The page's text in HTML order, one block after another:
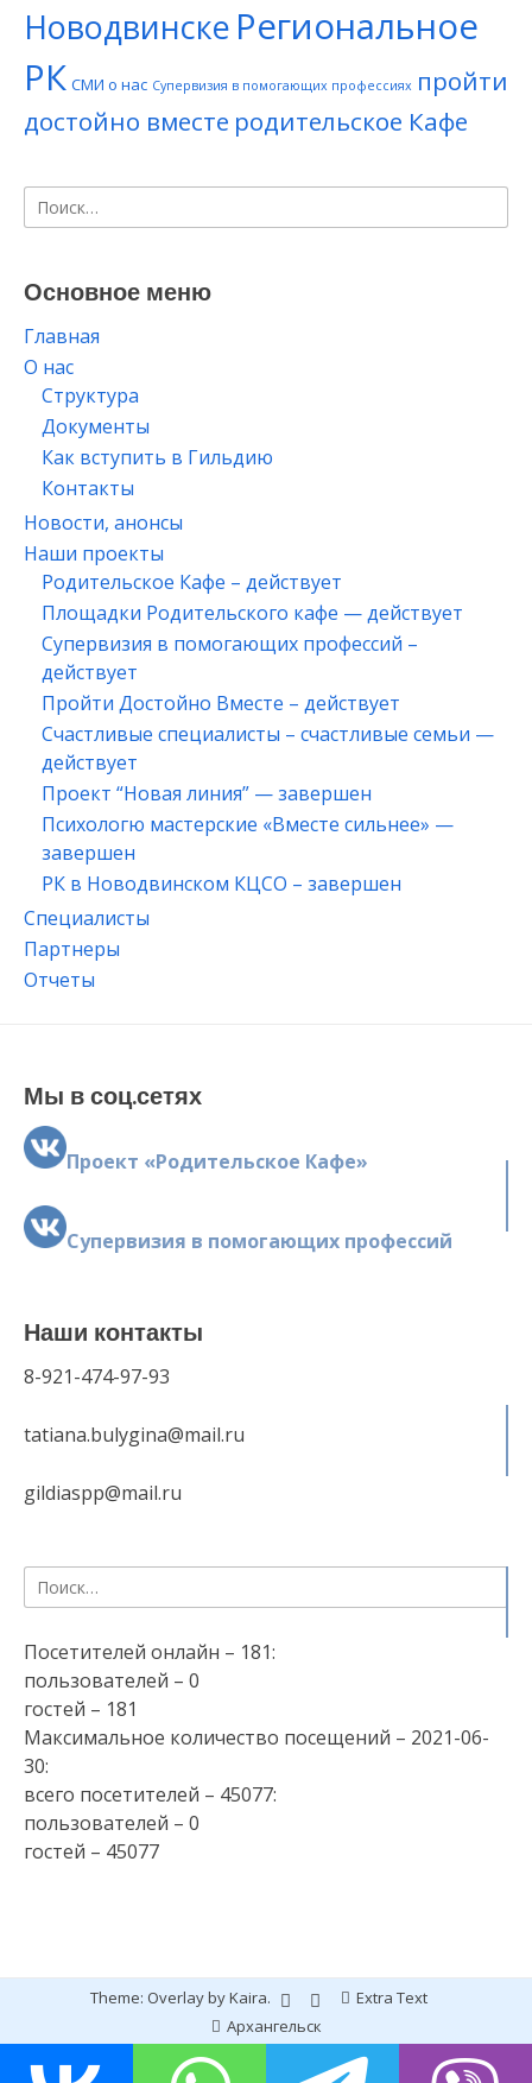
Новодвинске Региональное
РК СМИ о нас Супервизия в помогающих профессиях пройти
достойно вместе родительское Кафе
Найти:
Основное меню
Главная
О нас
Структура
Документы
Как вступить в Гильдию
Контакты
Новости, анонсы
Наши проекты
Родительское Кафе – действует
Площадки Родительского кафе — действует
Супервизия в помогающих профессий –
действует
Пройти Достойно Вместе – действует
Счастливые специалисты – счастливые семьи —
действует
Проект “Новая линия” — завершен
Психологю мастерские «Вместе сильнее» —
завершен
РК в Новодвинском КЦСО – завершен
Специалисты
Партнеры
Отчеты
Мы в соц.сетях
Проект «Родительское Кафе»
Супервизия в помогающих профессий
Наши контакты
8-921-474-97-93
tatiana.bulygina@mail.ru
gildiaspp@mail.ru
Найти:
Посетителей онлайн – 181:
пользователей – 0
гостей – 181
Максимальное количество посещений – 2021-06-
30:
всего посетителей – 45077:
пользователей – 0
гостей – 45077
Theme: Overlay byKaira.
Extra Text
Архангельск